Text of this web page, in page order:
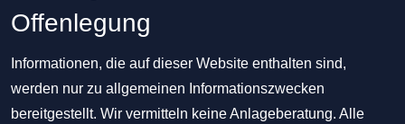
Offenlegung
Informationen, die auf dieser Website enthalten sind,
werden nur zu allgemeinen Informationszwecken
bereitgestellt. Wir vermitteln keine Anlageberatung. Alle